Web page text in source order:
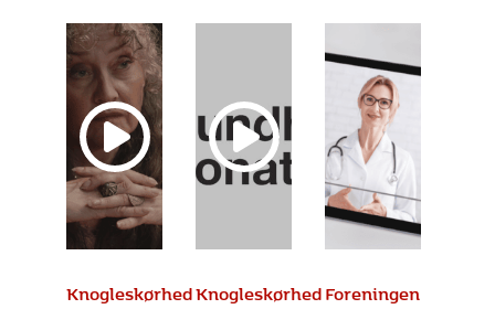
KnogleskørhedKnogleskørhedForeningen